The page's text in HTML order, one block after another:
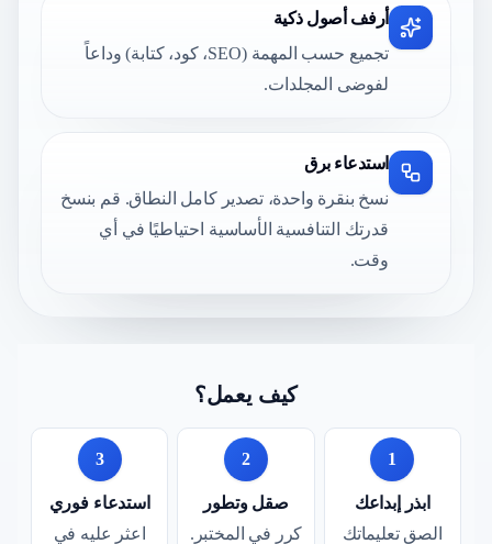
أرفف أصول ذكية
تجميع حسب المهمة (SEO، كود، كتابة) وداعاً
لفوضى المجلدات.
استدعاء برق
نسخ بنقرة واحدة، تصدير كامل النطاق. قم بنسخ
قدرتك التنافسية الأساسية احتياطيًا في أي
وقت.
كيف يعمل؟
1
ابذر إبداعك
الصق تعليماتك
2
صقل وتطور
كرر في المختبر.
3
استدعاء فوري
اعثر عليه في